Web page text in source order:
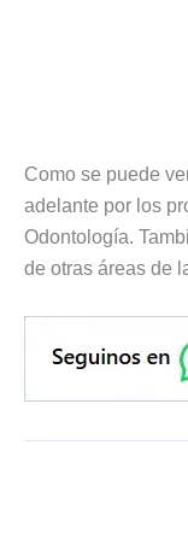
Como se puede
adelante por los
Odontología.
de otras áreas de